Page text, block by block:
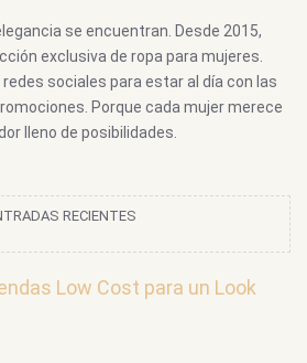
se encuentran. Desde 2015,
exclusiva de ropa para mujeres.
sociales para estar al día con las
Porque cada mujer merece
lleno de posibilidades.
RECIENTES
Low Cost para un Look